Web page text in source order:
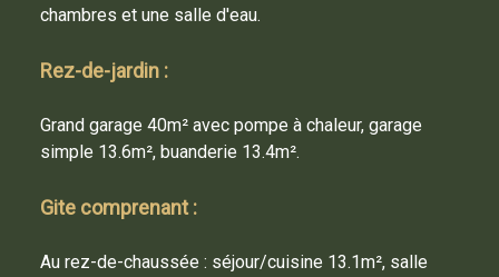
chambres et une salle d'eau.
Rez-de-jardin :
Grand garage 40m² avec pompe à chaleur, garage
simple 13.6m², buanderie 13.4m².
Gite comprenant :
Au rez-de-chaussée : séjour/cuisine 13.1m², salle
Votremessage * :